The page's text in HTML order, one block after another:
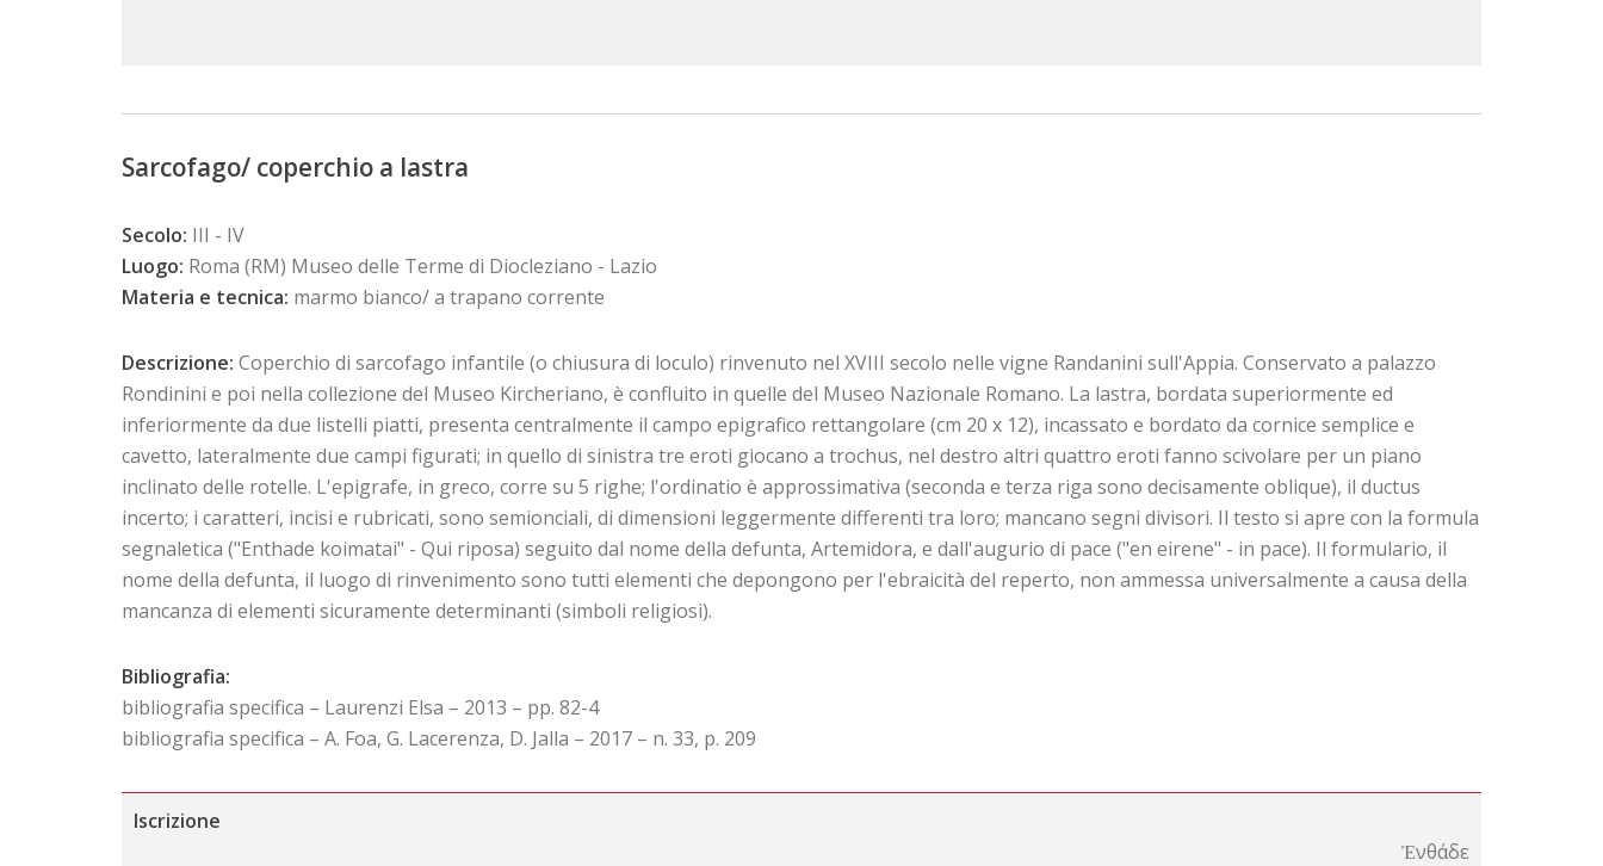
Sarcofago/ coperchio a lastra
Secolo: III - IV
Luogo: Roma (RM) Museo delle Terme di Diocleziano - Lazio
Materia e tecnica: marmo bianco/ a trapano corrente
Descrizione: Coperchio di sarcofago infantile (o chiusura di loculo) rinvenuto nel XVIII secolo nelle vigne Randanini sull'Appia. Conservato a palazzo
Rondinini e poi nella collezione del Museo Kircheriano, è confluito in quelle del Museo Nazionale Romano. La lastra, bordata superiormente ed
inferiormente da due listelli piatti, presenta centralmente il campo epigrafico rettangolare (cm 20 x 12), incassato e bordato da cornice semplice e
cavetto, lateralmente due campi figurati; in quello di sinistra tre eroti giocano a trochus, nel destro altri quattro eroti fanno scivolare per un piano
inclinato delle rotelle. L'epigrafe, in greco, corre su 5 righe; l'ordinatio è approssimativa (seconda e terza riga sono decisamente oblique), il ductus
incerto; i caratteri, incisi e rubricati, sono semionciali, di dimensioni leggermente differenti tra loro; mancano segni divisori. Il testo si apre con la formula
segnaletica ("Enthade koimatai" - Qui riposa) seguito dal nome della defunta, Artemidora, e dall'augurio di pace ("en eirene" - in pace). Il formulario, il
nome della defunta, il luogo di rinvenimento sono tutti elementi che depongono per l'ebraicità del reperto, non ammessa universalmente a causa della
mancanza di elementi sicuramente determinanti (simboli religiosi).
Bibliografia:
bibliografia specifica – Laurenzi Elsa – 2013 – pp. 82-4
bibliografia specifica – A. Foa, G. Lacerenza, D. Jalla – 2017 – n. 33, p. 209
Iscrizione
Ἐνθάδε